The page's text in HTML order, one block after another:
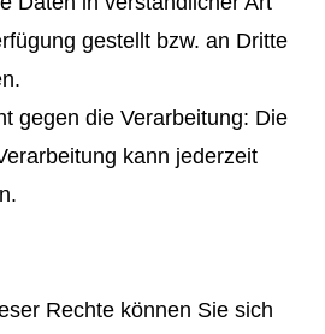
gestellt bzw. an Dritte
gegen die Verarbeitung: Die
kann jederzeit
Rechte können Sie sich